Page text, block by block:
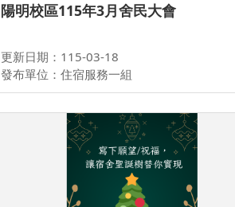
陽明校區115年3月舍民大會
更新日期：115-03-18
發布單位：住宿服務一組